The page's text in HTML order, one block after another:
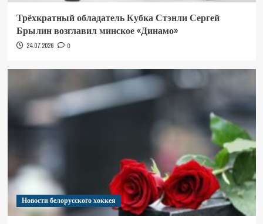
Трёхкратный обладатель Кубка Стэнли Сергей
Брылин возглавил минское «Динамо»
24.07.2026 0
Новости белорусского хоккея